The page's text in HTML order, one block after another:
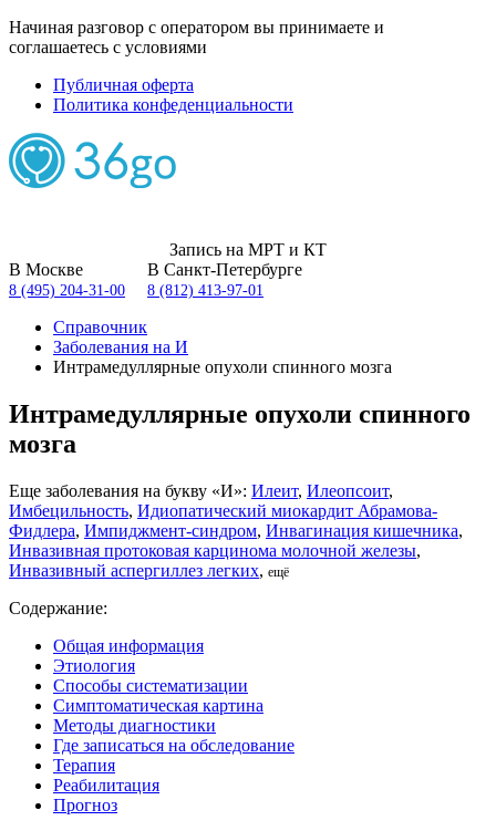
Начиная разговор с оператором вы принимаете и
соглашаетесь с условиями
Публичная оферта
Политика конфеденциальности
Запись на МРТ и КТ
В Москве
8 (495) 204-31-00
В Санкт-Петербурге
8 (812) 413-97-01
Справочник
Заболевания на И
Интрамедуллярные опухоли спинного мозга
Интрамедуллярные опухоли спинного
мозга
Еще заболевания на букву «И»: Илеит, Илеопсоит,
Имбецильность, Идиопатический миокардит Абрамова-
Фидлера, Импиджмент-синдром, Инвагинация кишечника,
Инвазивная протоковая карцинома молочной железы,
Инвазивный аспергиллез легких, ещё
Содержание:
Общая информация
Этиология
Способы систематизации
Симптоматическая картина
Методы диагностики
Где записаться на обследование
Терапия
Реабилитация
Прогноз